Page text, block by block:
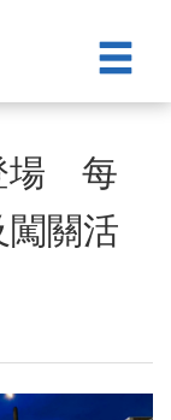
場 每
闖關活